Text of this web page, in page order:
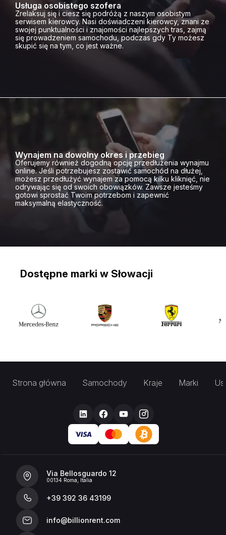
Usługa osobistego szofera
Zrelaksuj się i ciesz się podróżą z naszym osobistym
serwisem kierowcy. Nasi doświadczeni kierowcy, znani ze
swojej punktualności i znajomości najlepszych tras, zajmą
się prowadzeniem samochodu, podczas gdy Ty możesz
skupić się na tym, co jest ważne.
Wynajem na dowolny okres i przebieg
Oferujemy również dogodną opcję przedłużenia wynajmu
online. Jeśli potrzebujesz zostawić samochód na dłużej,
możesz przedłużyć wynajem za pomocą kilku kliknięć, nie
odrywając się od swoich obowiązków. Zawsze jesteśmy
gotowi sprostać Twoim potrzebom i zapewnić
maksymalną elastyczność.
Dostępne marki w Słowacji
Strona główna Samochody Kraje Marki
Via Bellosguardo 12
00134 Roma, Italia
+39 392 36 43199
info@billionrent.com